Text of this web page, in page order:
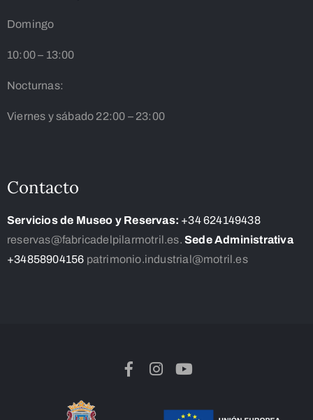
Domingo
10:00 – 13:00
Nocturnas:
Viernes y sábado 22:00 – 23:00
Contacto
Servicios de Museo y Reservas: +34 624149438
reservas@fabricadelpilarmotril.es. Sede Administrativa
+34858904156 patrimonio.industrial@motril.es